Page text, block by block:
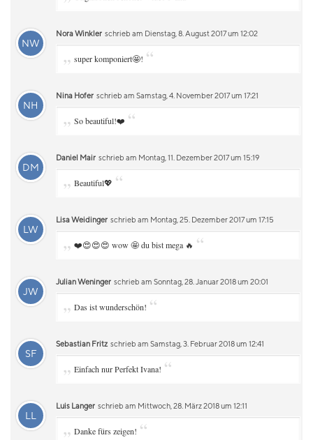
NW
Nora Winkler schrieb am Dienstag, 8. August 2017 um 12:02
„ super komponiert🤩! “
NH
Nina Hofer schrieb am Samstag, 4. November 2017 um 17:21
„ So beautiful!❤️ “
DM
Daniel Mair schrieb am Montag, 11. Dezember 2017 um 15:19
„ Beautiful💖 “
LW
Lisa Weidinger schrieb am Montag, 25. Dezember 2017 um 17:15
„ ❤️😍😍😍 wow 🤩 du bist mega 🔥 “
JW
Julian Weninger schrieb am Sonntag, 28. Januar 2018 um 20:01
„ Das ist wunderschön! “
SF
Sebastian Fritz schrieb am Samstag, 3. Februar 2018 um 12:41
„ Einfach nur Perfekt Ivana! “
LL
Luis Langer schrieb am Mittwoch, 28. März 2018 um 12:11
„ Danke fürs zeigen! “